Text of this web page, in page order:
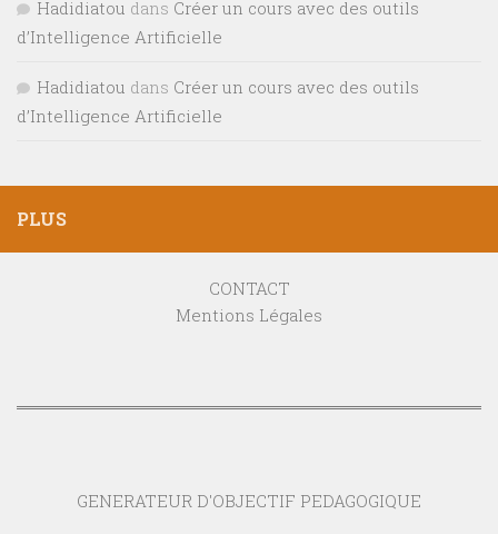
Hadidiatou dans Créer un cours avec des outils
d’Intelligence Artificielle
Hadidiatou dans Créer un cours avec des outils
d’Intelligence Artificielle
PLUS
CONTACT
Mentions Légales
GENERATEUR D'OBJECTIF PEDAGOGIQUE